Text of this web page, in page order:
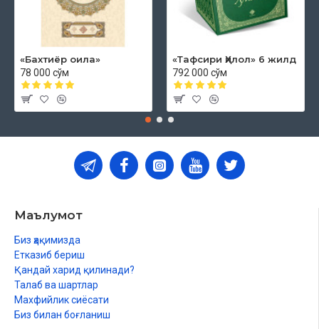
«Бахтиёр оила»
78 000 сўм
«Тафсири Ҳилол» 6 жилд
792 000 сўм
Маълумот
Биз ҳақимизда
Етказиб бериш
Қандай харид қилинади?
Талаб ва шартлар
Махфийлик сиёсати
Биз билан боғланиш